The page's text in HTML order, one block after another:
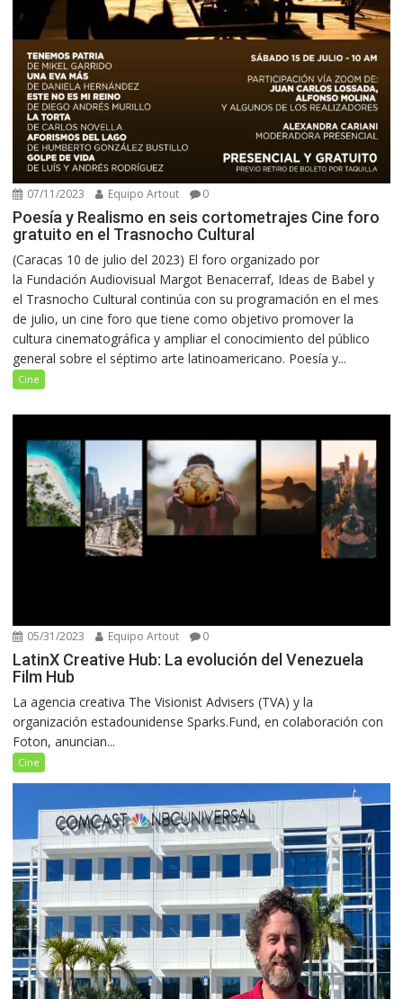
07/11/2023 Equipo Artout 0
Poesía y Realismo en seis cortometrajes Cine foro
gratuito en el Trasnocho Cultural
(Caracas 10 de julio del 2023) El foro organizado por
la Fundación Audiovisual Margot Benacerraf, Ideas de Babel y
el Trasnocho Cultural continúa con su programación en el mes
de julio, un cine foro que tiene como objetivo promover la
cultura cinematográfica y ampliar el conocimiento del público
general sobre el séptimo arte latinoamericano. Poesía y...
Cine
05/31/2023 Equipo Artout 0
LatinX Creative Hub: La evolución del Venezuela
Film Hub
La agencia creativa The Visionist Advisers (TVA) y la
organización estadounidense Sparks.Fund, en colaboración con
Foton, anuncian...
Cine